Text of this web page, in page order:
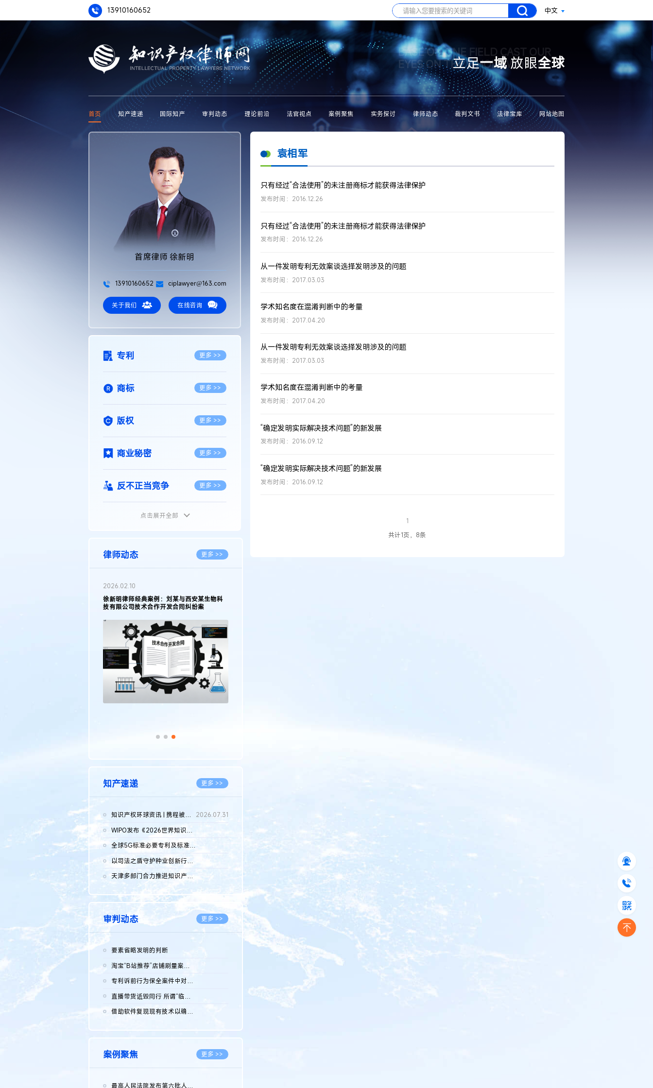
13910160652 中文
BASE ON ONE FIELD CAST OUR
EYES ON THE WHOLE WORLD
立足一域放眼全球
首页 知产速递 国际知产 审判动态 理论前沿 法官视点 案例聚焦 实务探讨 律师动态 裁判文书 法律宝库 网站地图
首席律师 徐新明
13910160652 ciplawyer@163.com
关于我们 在线咨询
专利 更多 >>
商标 更多 >>
版权 更多 >>
商业秘密 更多 >>
反不正当竞争 更多 >>
植物新品种
地理标志 更多 >>
集成电路布图设计
传统文化 更多 >>
点击展开全部
律师动态 更多 >>
2026.02.10
徐新明律师经典案例：刘某与西安某生物科
技有限公司技术合作开发合同纠纷案
知产速递 更多 >>
知识产权环球资讯 | 携程被市监总局罚51.79亿；瑞幸泰国商标案上...
2026.07.31
WIPO发布《2026世界知识产权报告》 含报告全文
全球5G标准必要专利及标准提案研究报告（2026年）全文发布
以司法之盾守护种业创新行稳致远
2026.08.05
天津多部门合力推进知识产权保护工作
2026.08.05
审判动态 更多 >>
要素省略发明的判断
淘宝“B站推荐”店铺刷量案维持原判，两被告连带赔偿150万元
专利诉前行为保全案件中对仿制药申请人曾作出三类声明的考量及违...
直播带货诋毁同行 所谓“临场发挥”不免责
借助软件复现现有技术以确认相关参数特征是否被公开
案例聚焦 更多 >>
最高人民法院发布第六批人民法院种业知识产权司法保护典型案例 含...
袁相军
只有经过“合法使用”的未注册商标才能获得法律保护
发布时间：2016.12.26
只有经过“合法使用”的未注册商标才能获得法律保护
发布时间：2016.12.26
从一件发明专利无效案谈选择发明涉及的问题
发布时间：2017.03.03
学术知名度在混淆判断中的考量
发布时间：2017.04.20
从一件发明专利无效案谈选择发明涉及的问题
发布时间：2017.03.03
学术知名度在混淆判断中的考量
发布时间：2017.04.20
“确定发明实际解决技术问题”的新发展
发布时间：2016.09.12
“确定发明实际解决技术问题”的新发展
发布时间：2016.09.12
1
共计1页，8条